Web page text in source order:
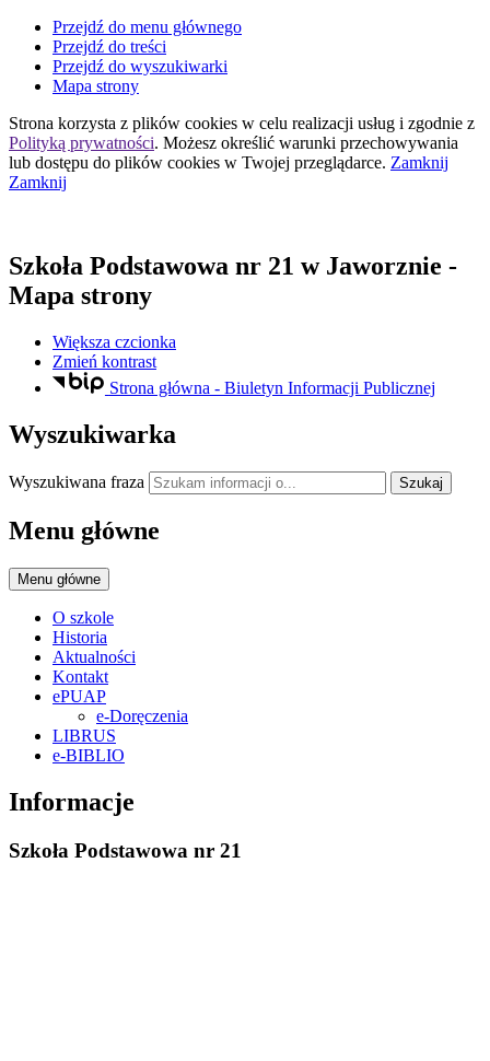
Przejdź do menu głównego
Przejdź do treści
Przejdź do wyszukiwarki
Mapa strony
Strona korzysta z plików cookies w celu realizacji usług i zgodnie z
Polityką prywatności. Możesz określić warunki przechowywania
lub dostępu do plików cookies w Twojej przeglądarce. Zamknij
Zamknij
Szkoła Podstawowa nr 21 w Jaworznie -
Mapa strony
Większa czcionka
Zmień kontrast
Strona główna - Biuletyn Informacji Publicznej
Wyszukiwarka
Wyszukiwana fraza Szukaj
Menu główne
Menu główne
O szkole
Historia
Aktualności
Kontakt
ePUAP
e-Doręczenia
LIBRUS
e-BIBLIO
Informacje
Szkoła Podstawowa nr 21